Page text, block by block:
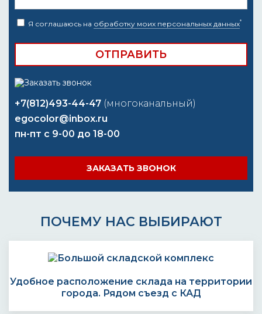
Я соглашаюсь на обработку моих персональных данных*
+7(812)493-44-47 (многоканальный)
egocolor@inbox.ru
пн-пт с 9-00 до 18-00
ЗАКАЗАТЬ ЗВОНОК
ПОЧЕМУ НАС ВЫБИРАЮТ
Удобное расположение склада на территории
города. Рядом съезд с КАД